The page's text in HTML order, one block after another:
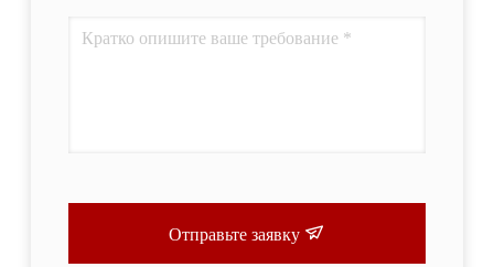
Отправьте заявку